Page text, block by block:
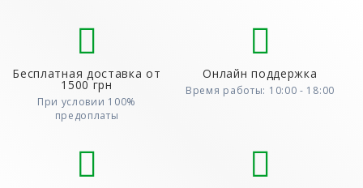
Бесплатная доставка от
1500 грн
При условии 100%
предоплаты
Онлайн поддержка
Время работы: 10:00 - 18:00